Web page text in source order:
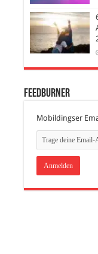
FeedBurner
Mobildingser